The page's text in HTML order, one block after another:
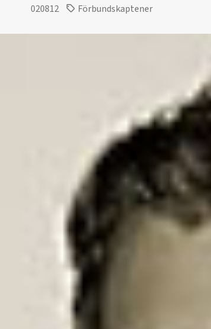
020812 Förbundskaptener